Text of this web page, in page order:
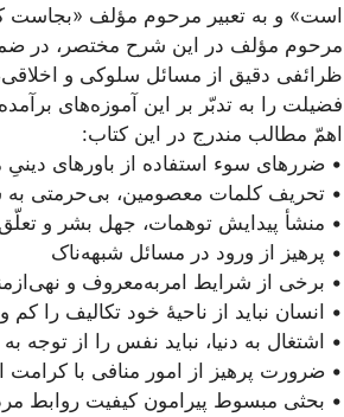
است» و به تعبیر مرحوم مؤلف «بجاست
مرحوم مؤلف در این شرح مختصر، در ضمن
ظرائفی دقیق از مسائل سلوکی و
فضیلت را به تدبّر بر این آموزه‌های
اهمّ مطالب مندرج در این کتاب:
• ضررهای سوء استفاده از باورهای دینیِ
• تحریف کلمات معصومین، بی‌حرمتی به
• منشأ پیدایش توهمات، جهل بشر و
• پرهیز از ورود در مسائل شبهه‌ناک
• برخی از شرایط امر‌به‌معروف و
• انسان نباید از ناحیۀ خود تکالیف را کم و
• اشتغال به دنیا، نباید نفس را از توجه به
• ضرورت پرهیز از امور منافی با کرامت
• بحثی مبسوط پیرامون کیفیت روابط